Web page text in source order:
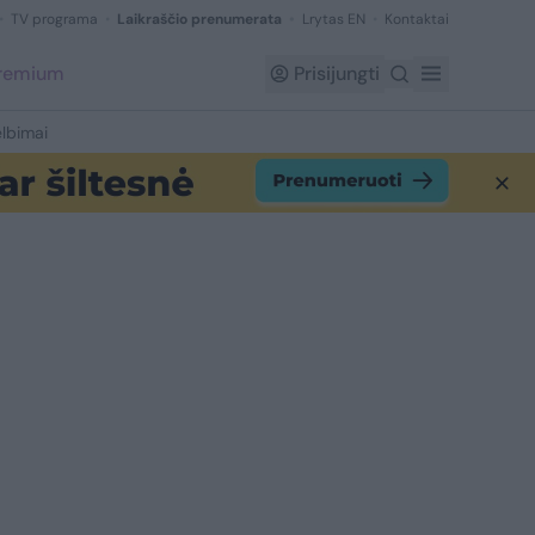
TV programa Laikraščio prenumerata Lrytas EN Kontaktai
Prisijungti